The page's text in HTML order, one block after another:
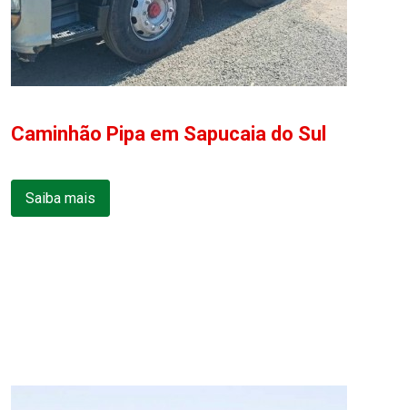
Caminhão Pipa em Sapucaia do Sul
Saiba mais